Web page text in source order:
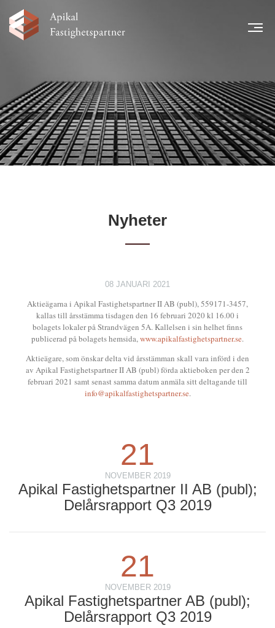
NYHETER
LÅNTAGARE
TEAM
LEGAL INFORMATION
FINANSIELL INFORMATION
Nyheter
21
NOVEMBER 2019
Apikal Fastighetspartner II AB (publ);
Delårsrapport Q3 2019
21
NOVEMBER 2019
Apikal Fastighetspartner AB (publ);
Delårsrapport Q3 2019
08 JANUARI 2021
Aktieägarna i Apikal Fastighetspartner II AB (publ), 559171-3457,
kallas till årsstämma tisdagen den 16 februari 2020 kl 16.00 i
bolagets lokaler på Strandvägen 5A. Kallelsen i sin helhet finns
publicerad på bolagets hemsida,www.apikalfastighetspartner.se.
Aktieägare, som önskar delta vid årsstämman skall vara införd i den
av Apikal Fastighetspartner II AB (publ) förda aktieboken per den 2
februari 2021 samt senast samma datum anmäla sitt deltagande till
info@apikalfastighetspartner.se.